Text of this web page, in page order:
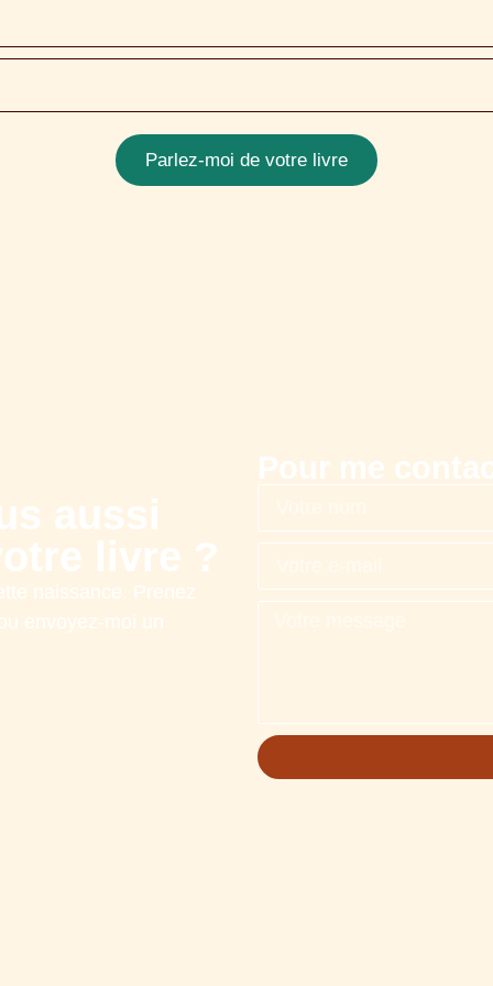
Parlez-moi de votre livre
aussi
livre ?
naissance. Prenez
envoyez-moi un
Pour me